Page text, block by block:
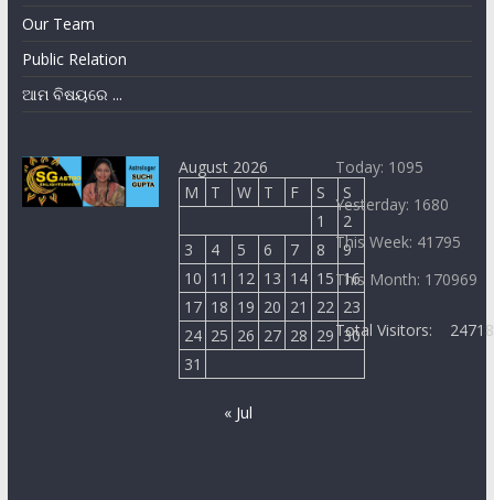
Our Team
Public Relation
ଆମ ବିଷୟରେ ...
August 2026
M
T W T F S
S
1
2
3
4 5 6 7 8
9
10 11 12 13 14 15 16
17 18 19 20 21 22 23
24 25 26 27 28 29 30
31
« Jul
Today: 1095
Yesterday: 1680
This Week: 41795
This Month: 170969
Total Visitors: